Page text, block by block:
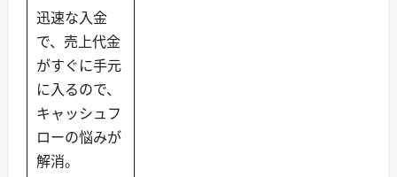
迅速な入金
で、売上代金
がすぐに手元
に入るので、
キャッシュフ
ローの悩みが
解消。